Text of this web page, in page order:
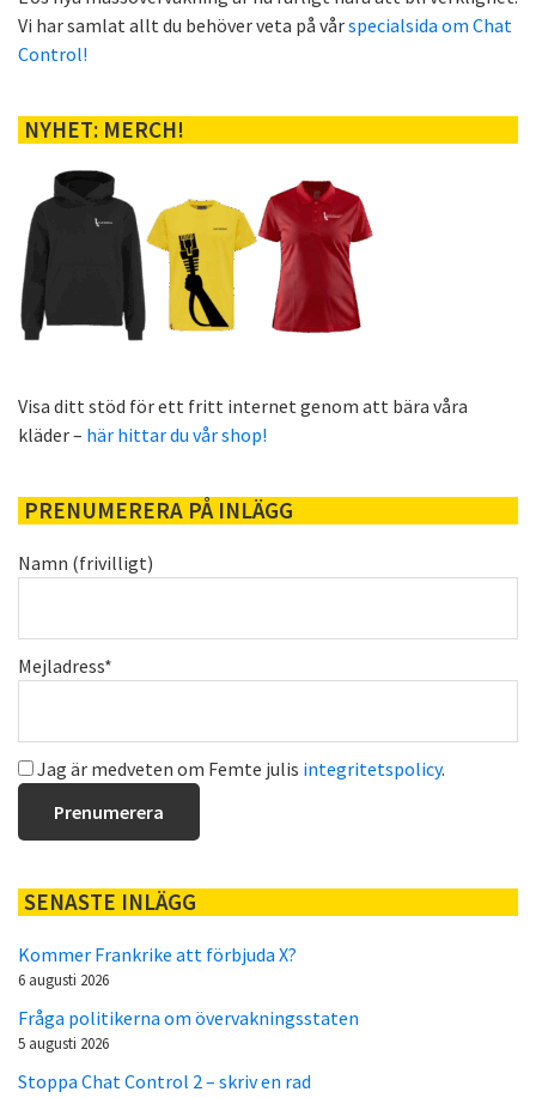
Vi har samlat allt du behöver veta på vårspecialsida om Chat
Control!
NYHET: MERCH!
Visa ditt stöd för ett fritt internet genom att bära våra
kläder – här hittar du vår shop!
PRENUMERERA PÅ INLÄGG
Namn (frivilligt)
Mejladress*
Jag är medveten om Femte julis integritetspolicy.
SENASTE INLÄGG
Kommer Frankrike att förbjuda X?
6 augusti 2026
Fråga politikerna om övervakningsstaten
5 augusti 2026
Stoppa Chat Control 2 – skriv en rad